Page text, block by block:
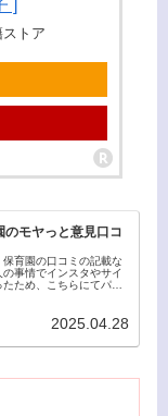
]
トア
のモヤっと意見口コ
育園の口コミの記載な
事情でインスタやサイ
ため、こちらにてパス
2025.04.28